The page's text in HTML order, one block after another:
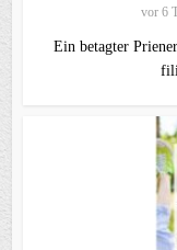
vor 6
Ein betagter